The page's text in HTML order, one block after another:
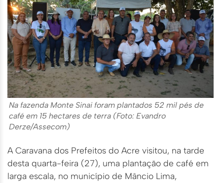
Na fazenda Monte Sinai foram plantados 52 mil pés de
café em 15 hectares de terra (Foto: Evandro
Derze/Assecom)
A Caravana dos Prefeitos do Acre visitou, na tarde
desta quarta-feira (27), uma plantação de café em
larga escala, no município de Mâncio Lima,